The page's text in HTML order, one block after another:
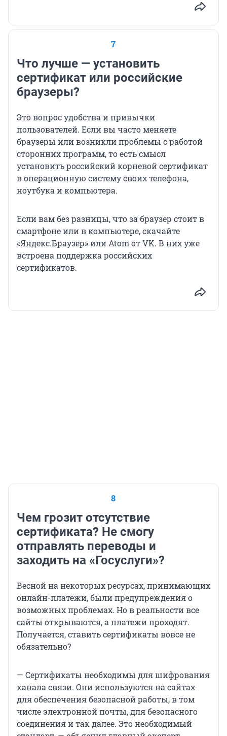
7
Что лучше — установить
сертификат или российские
браузеры?
Это вопрос удобства и привычки
пользователей. Если вы часто меняете
браузеры или возникли проблемы с работой
сторонних программ, то есть смысл
установить российский корневой сертификат
в операционную систему своих телефона,
ноутбука и компьютера.
Если вам без разницы, что за браузер стоит в
смартфоне или в компьютере, скачайте
«Яндекс.Браузер» или Atom от VK. В них уже
встроена поддержка российских
сертификатов.
8
Чем грозит отсутствие
сертификата? Не смогу
отправлять переводы и
заходить на «Госуслуги»?
Весной на некоторых ресурсах, принимающих
онлайн-платежи, были предупреждения о
возможных проблемах. Но в реальности все
сайты открываются, а платежи проходят.
Получается, ставить сертификаты вовсе не
обязательно?
— Сертификаты необходимы для шифрования
канала связи. Они используются на сайтах
для обеспечения безопасной работы, в том
числе электронной почты, для безопасного
соединения и так далее. Это необходимый